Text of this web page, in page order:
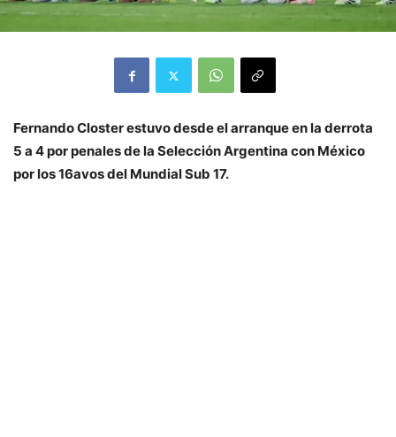
Fernando Closter estuvo desde el arranque en la derrota
5 a 4 por penales de la Selección Argentina con México
por los 16avos del Mundial Sub 17.